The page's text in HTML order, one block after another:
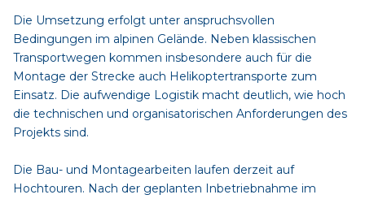
Die Umsetzung erfolgt unter anspruchsvollen
Bedingungen im alpinen Gelände. Neben klassischen
Transportwegen kommen insbesondere auch für die
Montage der Strecke auch Helikoptertransporte zum
Einsatz. Die aufwendige Logistik macht deutlich, wie hoch
die technischen und organisatorischen Anforderungen des
Projekts sind.
Die Bau- und Montagearbeiten laufen derzeit auf
Hochtouren. Nach der geplanten Inbetriebnahme im